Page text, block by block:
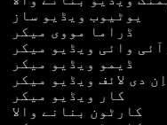
یوٹیوب ویڈیو ساز
ڈراما مووی میکر
آئی وائی ویڈیو میکر
ڈیمو ویڈیو میکر
اِن دی لائف ویڈیو میکر
کار ویڈیو میکر
کارٹون بنانے والا